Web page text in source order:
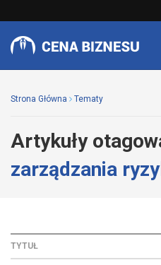
Strona Główna Tematy
Artykuły
zarządzania
TYTUŁ